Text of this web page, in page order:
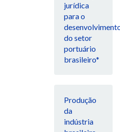
jurídica
para o
do setor
portuário
brasileiro*
Produção
da
indústria